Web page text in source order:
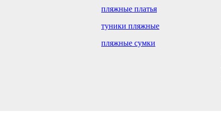
пляжные платья
туники пляжные
пляжные сумки